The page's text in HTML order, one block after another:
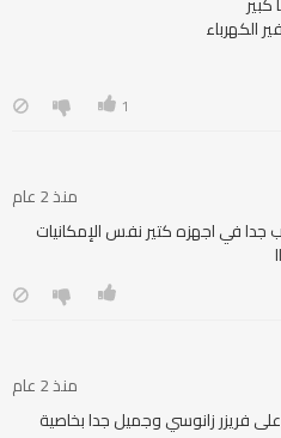
الكهرباء
1
منذ 2 عام
في اجهزه كتير نفس الإمكانيات
منذ 2 عام
فريزر زانوسي وجميل جدا بخاصية